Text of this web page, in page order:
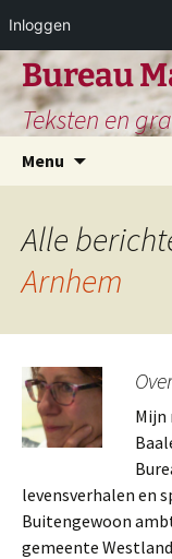
Inloggen
Ga
naar
inhoud
Bureau
Teksten en
Menu
Alle
Arnhem
Mijn
levensverhalen en
Buitengewoon
gemeente